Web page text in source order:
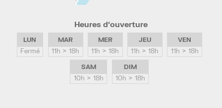
Heures d’ouverture
LUN
Fermé
MAR
11h > 18h
MER
11h > 18h
JEU
11h > 18h
VEN
11h > 18h
SAM
10h > 18h
DIM
10h > 18h